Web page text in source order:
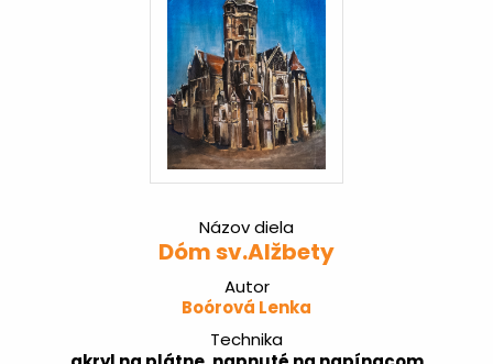
Názov diela
Dóm sv.Alžbety
Autor
Boórová Lenka
Technika